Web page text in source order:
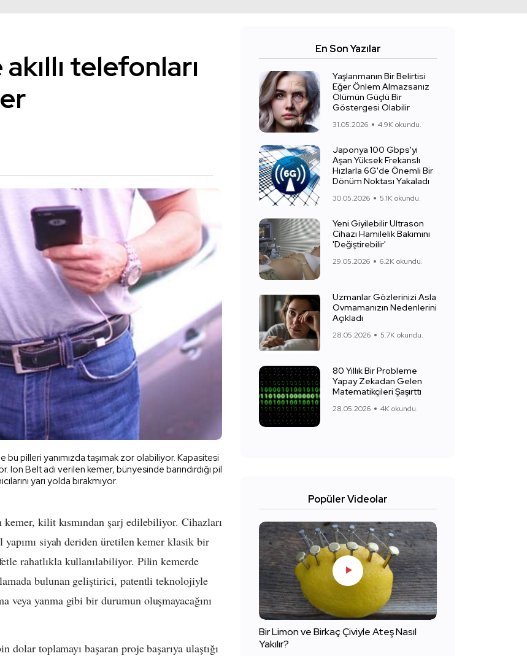
telefonları
pilleri yanımızda taşımak zor olabiliyor. Kapasitesi
Ion Belt adı verilen kemer, bünyesinde barındırdığı pil
yarı yolda bırakmıyor.
kilit kısmından şarj edilebiliyor. Cihazları
siyah deriden üretilen kemer klasik bir
rahatlıkla kullanılabiliyor. Pilin kemerde
bulunan geliştirici, patentli teknolojiyle
veya yanma gibi bir durumun oluşmayacağını
dolar toplamayı başaran proje başarıya ulaştığı
En Son Yazılar
Yaşlanmanın Bir Belirtisi
Eğer Önlem Almazsanız
Ölümün Güçlü Bir
Göstergesi Olabilir
31.05.2026 4.9K okundu.
Japonya 100 Gbps'yi
Aşan Yüksek Frekanslı
Hızlarla 6G'de Önemli Bir
Dönüm Noktası Yakaladı
30.05.2026 5.1K okundu.
Yeni Giyilebilir Ultrason
Cihazı Hamilelik Bakımını
'Değiştirebilir'
29.05.2026 6.2K okundu.
Uzmanlar Gözlerinizi Asla
Ovmamanızın Nedenlerini
Açıkladı
28.05.2026 5.7K okundu.
80 Yıllık Bir Probleme
Yapay Zekadan Gelen
Matematikçileri Şaşırttı
28.05.2026 4K okundu.
Popüler Videolar
Bir Limon ve Birkaç Çiviyle Ateş Nasıl
Yakılır?